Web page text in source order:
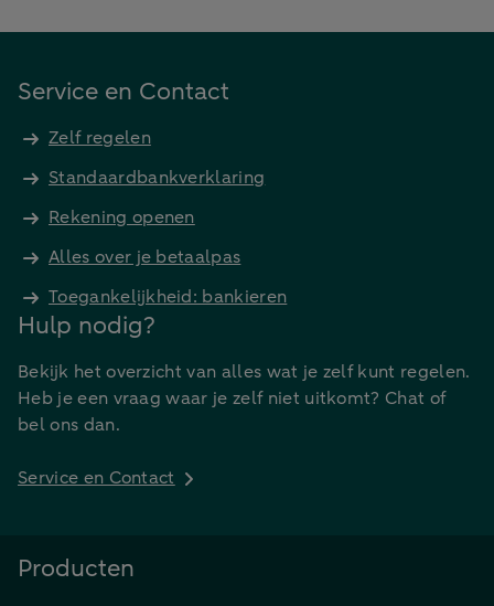
Service en Contact
Zelf regelen
Standaardbankverklaring
Rekening openen
Alles over je betaalpas
Toegankelijkheid: bankieren
Hulp nodig?
Bekijk het overzicht van alles wat je zelf kunt regelen.
Heb je een vraag waar je zelf niet uitkomt? Chat of
bel ons dan.
Service en Contact
Producten